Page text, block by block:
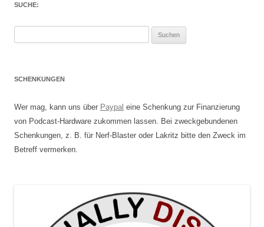
SUCHE:
SCHENKUNGEN
Wer mag, kann uns über Paypal eine Schenkung zur Finanzierung
von Podcast-Hardware zukommen lassen. Bei zweckgebundenen
Schenkungen, z. B. für Nerf-Blaster oder Lakritz bitte den Zweck im
Betreff vermerken.